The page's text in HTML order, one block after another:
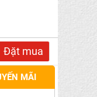
Đặt mua
MÃI